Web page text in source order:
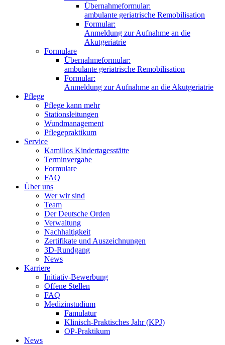
Übernahmeformular:
ambulante geriatrische Remobilisation
Formular:
Anmeldung zur Aufnahme an die
Akutgeriatrie
Formulare
Übernahmeformular:
ambulante geriatrische Remobilisation
Formular:
Anmeldung zur Aufnahme an die Akutgeriatrie
Pflege
Pflege kann mehr
Stationsleitungen
Wundmanagement
Pflegepraktikum
Service
Kamillos Kindertagesstätte
Terminvergabe
Formulare
FAQ
Über uns
Wer wir sind
Team
Der Deutsche Orden
Verwaltung
Nachhaltigkeit
Zertifikate und Auszeichnungen
3D-Rundgang
News
Karriere
Initiativ-Bewerbung
Offene Stellen
FAQ
Medizinstudium
Famulatur
Klinisch-Praktisches Jahr (KPJ)
OP-Praktikum
News